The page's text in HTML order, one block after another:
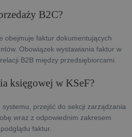
B2C?
obejmuje faktur dokumentujących
Obowiązek wystawiania faktur w
B2B między przedsiębiorcami.
księgowej w KSeF?
przejść do sekcji zarządzania
wraz z odpowiednim zakresem
faktur.